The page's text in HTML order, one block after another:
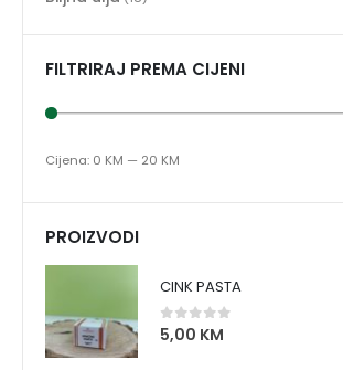
FILTRIRAJ PREMA CIJENI
Cijena: 0 KM — 20 KM
PROIZVODI
CINK PASTA
0 out of 5
5,00 KM